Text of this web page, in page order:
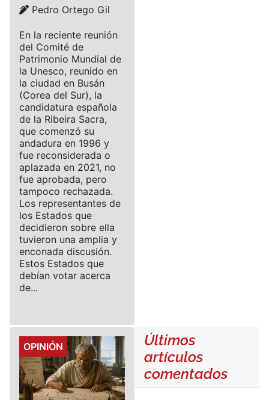
Details
Pedro Ortego Gil
En la reciente reunión
del Comité de
Patrimonio Mundial de
la Unesco, reunido en
la ciudad en Busán
(Corea del Sur), la
candidatura española
de la Ribeira Sacra,
que comenzó su
andadura en 1996 y
fue reconsiderada o
aplazada en 2021, no
fue aprobada, pero
tampoco rechazada.
Los representantes de
los Estados que
decidieron sobre ella
tuvieron una amplia y
enconada discusión.
Estos Estados que
debían votar acerca
de...
Details
OPINIÓN
Últimos
artículos
comentados